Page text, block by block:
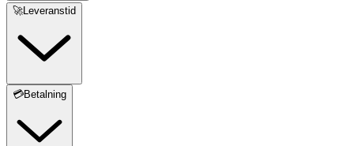
🚀Leveranstid
💳Betalning